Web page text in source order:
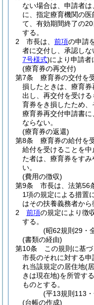
ない場合は、申請者
に、指定療育機関の
て、有効期間終了の
する。
2
市長は、 前項の申請
者に交付し、承認し
7号様式)により申請者
(療育券の再交付)
第7条
療育券の交付を
損したときは、療育
出し、再交付を受ける
育券をき損したため、
療育券再交付申請書
ならない。
(療育券の返還)
第8条
療育券の給付を
給付を受けることを
た者は、療育券をす
い。
(費用の徴収)
第9条
市長は、法第56
1項の規定による措置
はその扶養義務者から
2
前項の規定により徴
する。
(昭62規則29・
(書類の経由)
第10条
この規則に基
市長のそれに対する
れ当該規定の居住地(
きは現在地)を所管す
ものとする。
(平13規則113
(台帳の作成)